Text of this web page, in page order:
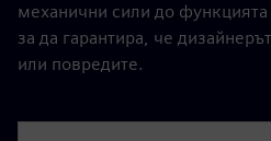
механични сили до
за да гарантира, че
или повредите.